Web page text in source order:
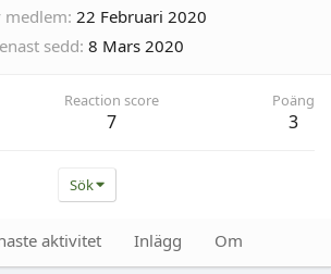
medlem 22 Februari 2020
sedd 8 Mars 2020
Reaction score
7
Poäng
3
Sök
aktivitet Inlägg Om